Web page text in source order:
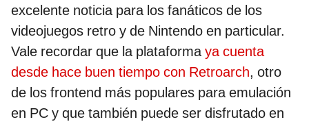
excelente noticia para los fanáticos de los
videojuegos retro y de Nintendo en particular.
Vale recordar que la plataformaya cuenta
desde hace buen tiempo con Retroarch, otro
de los frontend más populares para emulación
en PC y que también puede ser disfrutado en